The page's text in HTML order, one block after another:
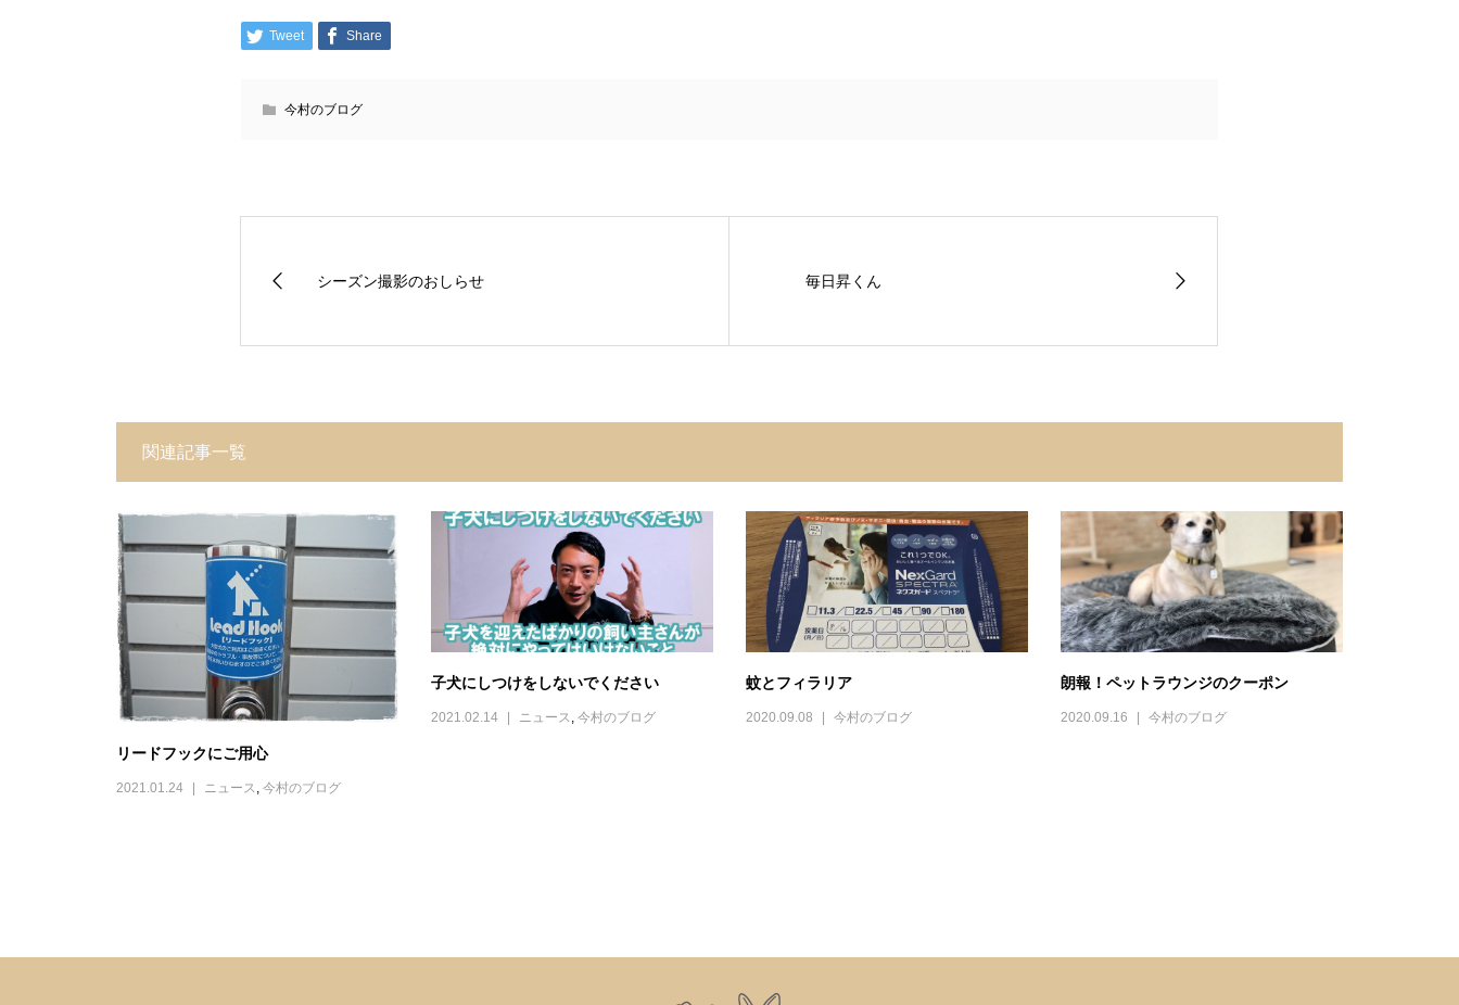
Tweet Share
今村のブログ
シーズン撮影のおしらせ 毎日昇くん
関連記事一覧
リードフックにご用心
2021.01.24 ニュース, 今村のブログ
子犬にしつけをしないでください
2021.02.14 ニュース, 今村のブログ
蚊とフィラリア
2020.09.08 今村のブログ
朗報！ペットラウンジのクーポン
2020.09.16 今村のブログ